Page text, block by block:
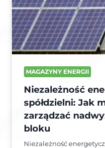
MAGAZYNY ENERGII
Niezależność
spółdzielni: Jak
zarządzać
bloku
Niezależność